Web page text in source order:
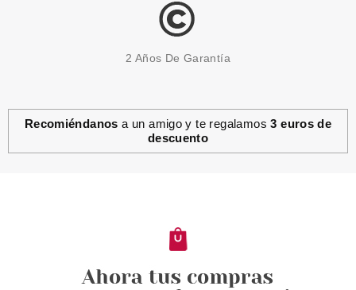
2 Años De Garantía
Recomiéndanos a un amigo y te regalamos3 euros de
descuento